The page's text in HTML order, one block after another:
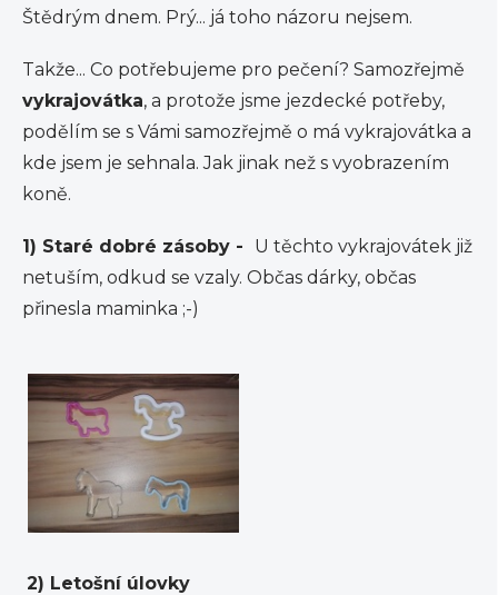
Štědrým dnem. Prý... já toho názoru nejsem.
Takže... Co potřebujeme pro pečení? Samozřejmě
vykrajovátka, a protože jsme jezdecké potřeby,
podělím se s Vámi samozřejmě o má vykrajovátka a
kde jsem je sehnala. Jak jinak než s vyobrazením
koně.
1) Staré dobré zásoby - U těchto vykrajovátek již
netuším, odkud se vzaly. Občas dárky, občas
přinesla maminka ;-)
2) Letošní úlovky